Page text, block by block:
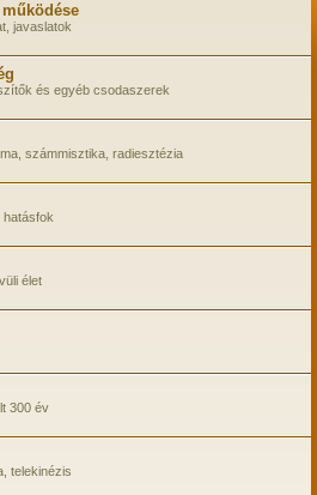
javaslatok
és egyéb csodaszerek
számmisztika, radiesztézia
hatásfok
élet
300 év
telekinézis